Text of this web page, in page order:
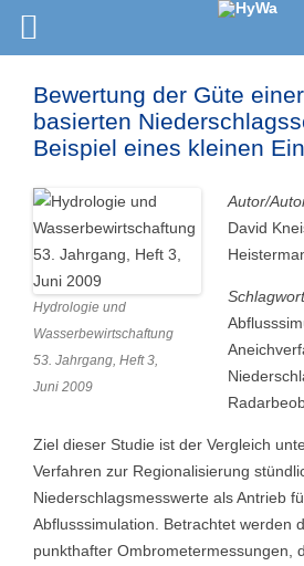
Bewertung der Güte
basierten
Beispiel eines kleinen
Hydrologie und
Wasserbewirtschaftung
53. Jahrgang, Heft 3,
Juni 2009
Autor/
David
Ziel dieser Studie ist der Vergleich
Verfahren zur Regionalisierung
Niederschlagsmesswerte als Antrieb
Abflusssimulation. Betrachtet werden
punkthafter Ombrometermessungen,